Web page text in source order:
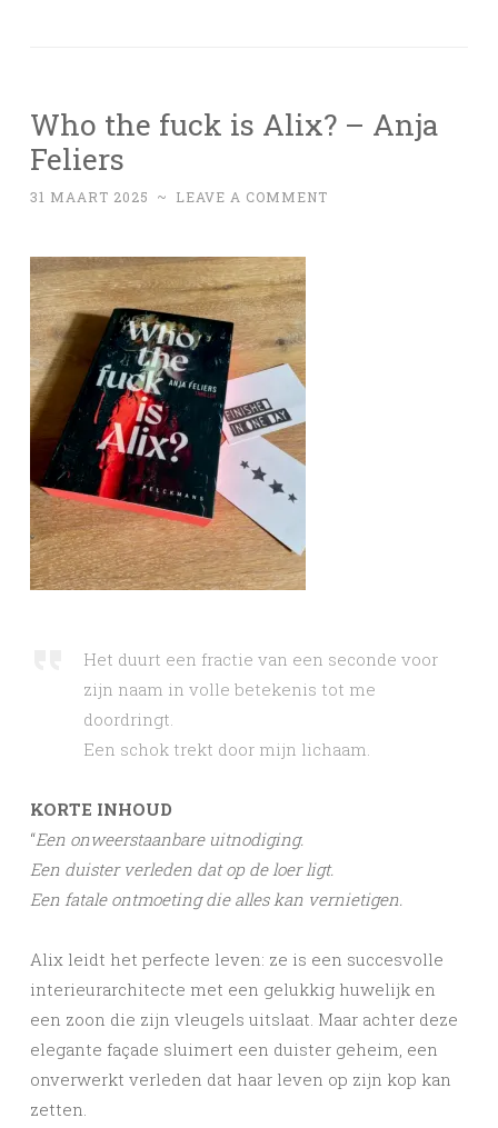
Who the fuck is Alix? – Anja
Feliers
31 MAART 2025 ~ LEAVE A COMMENT
Het duurt een fractie van een seconde voor
zijn naam in volle betekenis tot me
doordringt.
Een schok trekt door mijn lichaam.
KORTE INHOUD
“Een onweerstaanbare uitnodiging.
Een duister verleden dat op de loer ligt.
Een fatale ontmoeting die alles kan vernietigen.
Alix leidt het perfecte leven: ze is een succesvolle
interieurarchitecte met een gelukkig huwelijk en
een zoon die zijn vleugels uitslaat. Maar achter deze
elegante façade sluimert een duister geheim, een
onverwerkt verleden dat haar leven op zijn kop kan
zetten.